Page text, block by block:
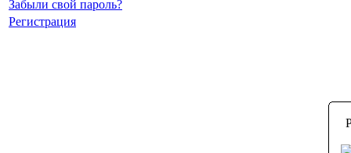
Забыли свой пароль?
Регистрация